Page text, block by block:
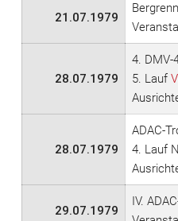
21.07.1979
28.07.1979
4. DMV-
5. Lauf
28.07.1979
ADAC-
4. Lauf
29.07.1979
IV.